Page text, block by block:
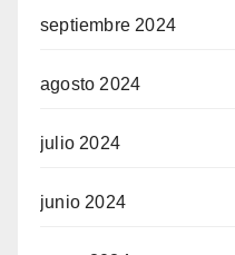
septiembre 2024
agosto 2024
julio 2024
junio 2024